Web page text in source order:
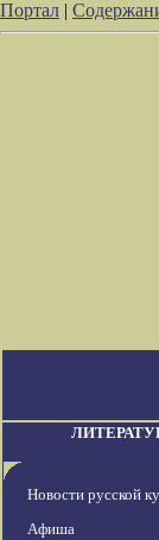
Портал |
Новости русской
Афиша